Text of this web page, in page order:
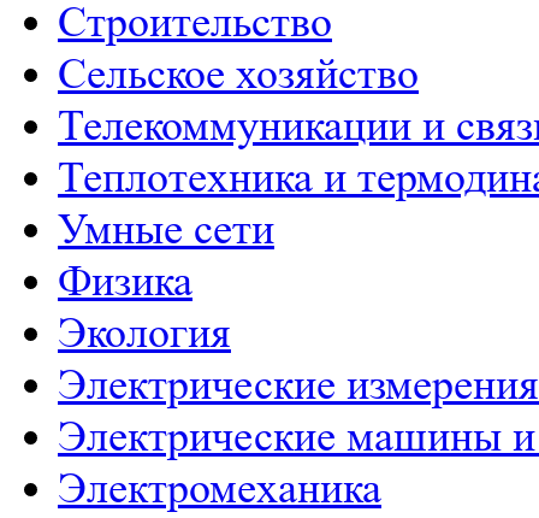
Строительство
Сельское хозяйство
Телекоммуникации и
Теплотехника и
Умные сети
Физика
Экология
Электрические измерения
Электрические машины
Электромеханика